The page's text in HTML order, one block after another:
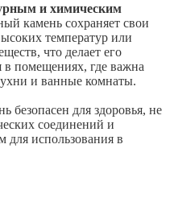
и химическим
камень сохраняет свои
температур или
что делает его
помещениях, где важна
и ванные комнаты.
безопасен для здоровья, не
соединений и
для использования в